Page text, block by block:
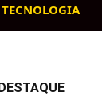
TECNOLOGIA